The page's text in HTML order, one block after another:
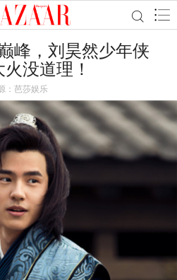
峰，刘昊然少年侠
没道理！
：芭莎娱乐